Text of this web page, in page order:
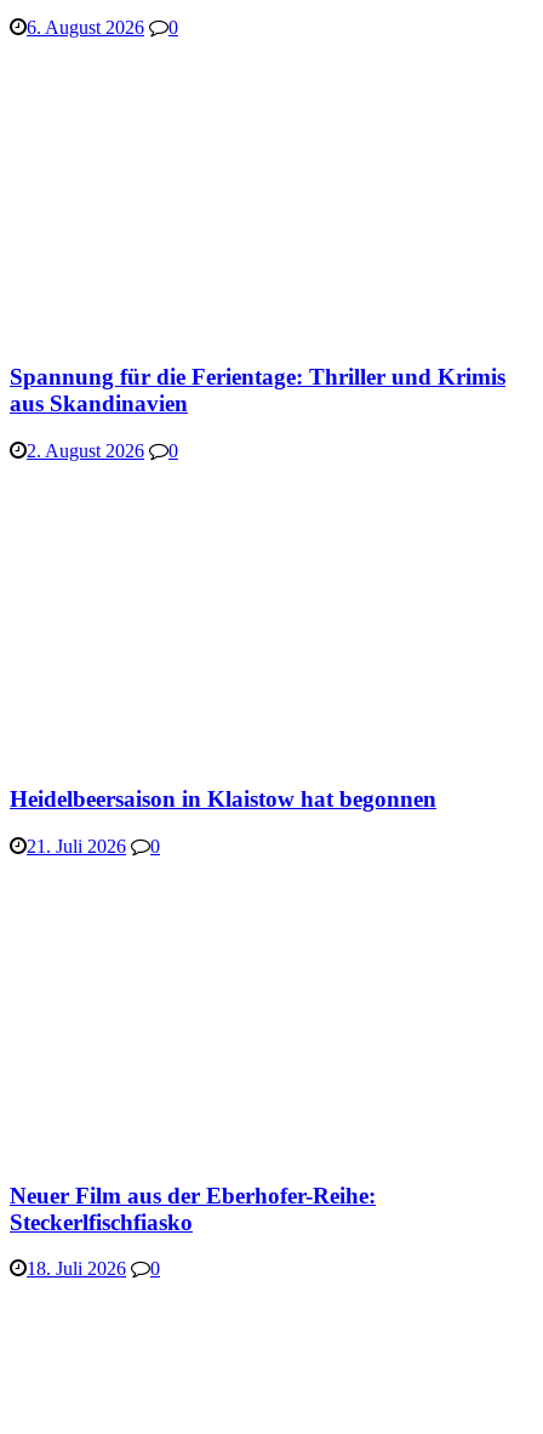
6. August 2026 0
Spannung für die Ferientage: Thriller und Krimis
aus Skandinavien
2. August 2026 0
Heidelbeersaison in Klaistow hat begonnen
21. Juli 2026 0
Neuer Film aus der Eberhofer-Reihe:
Steckerlfischfiasko
18. Juli 2026 0